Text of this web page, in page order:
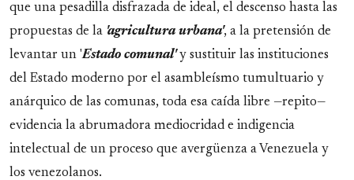
que una pesadilla disfrazada de ideal, el descenso hasta las
propuestas de la 'agricultura urbana', a la pretensión de
levantar un 'Estado comunal'y sustituir las instituciones
del Estado moderno por el asambleísmo tumultuario y
anárquico de las comunas, toda esa caída libre —repito—
evidencia la abrumadora mediocridad e indigencia
intelectual de un proceso que avergüenza a Venezuela y
los venezolanos.